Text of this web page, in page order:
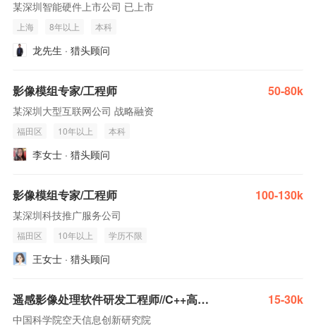
某深圳智能硬件上市公司 已上市
上海 8年以上 本科
龙先生 · 猎头顾问
影像模组专家/工程师 50-80k
某深圳大型互联网公司 战略融资
福田区 10年以上 本科
李女士 · 猎头顾问
影像模组专家/工程师 100-130k
某深圳科技推广服务公司
福田区 10年以上 学历不限
王女士 · 猎头顾问
遥感影像处理软件研发工程师//C++高级工程师(遥感/卫星影像处理方向） 15-30k
中国科学院空天信息创新研究院